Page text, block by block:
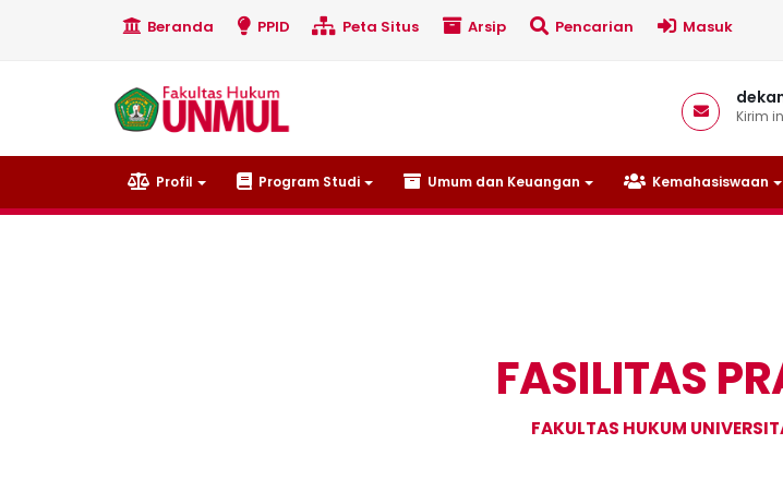
Beranda PPID Peta Situs Arsip Pencarian Masuk
Kirim
Profil Program Studi Umum dan Keuangan Kemahasiswaan
FASILITAS
FAKULTAS HUKUM